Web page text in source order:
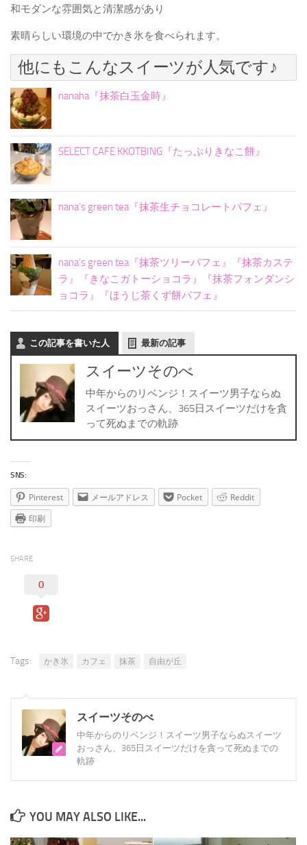
和モダンな雰囲気と清潔感があり
素晴らしい環境の中でかき氷を食べられます。
他にもこんなスイーツが人気です♪
nanaha『抹茶白玉金時』
SELECT CAFE KKOTBING『たっぷりきなこ餅』
nana’s green tea『抹茶生チョコレートパフェ』
nana’s green tea『抹茶ツリーパフェ』『抹茶カステ
ラ』『きなこガトーショコラ』『抹茶フォンダンシ
ョコラ』『ほうじ茶くず餅パフェ』
この記事を書いた人 最新の記事
スイーツそのべ
中年からのリベンジ！スイーツ男子ならぬ
スイーツおっさん、365日スイーツだけを貪
って死ぬまでの軌跡
SNS:
Pinterest メールアドレス Pocket
Reddit
印刷
SHARE
0
Tags: かき氷 カフェ 抹茶 自由が丘
スイーツそのべ
中年からのリベンジ！スイーツ男子ならぬスイーツ
おっさん、365日スイーツだけを貪って死ぬまでの
軌跡
YOU MAY ALSO LIKE...